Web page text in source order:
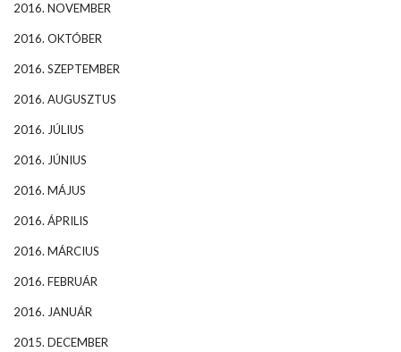
2016. NOVEMBER
2016. OKTÓBER
2016. SZEPTEMBER
2016. AUGUSZTUS
2016. JÚLIUS
2016. JÚNIUS
2016. MÁJUS
2016. ÁPRILIS
2016. MÁRCIUS
2016. FEBRUÁR
2016. JANUÁR
2015. DECEMBER